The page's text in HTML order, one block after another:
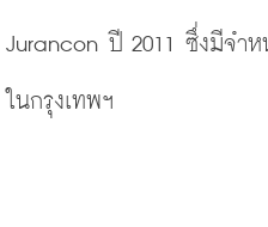
Jurancon ปี 2011 ซึ่งมีจำห
ในกรุงเทพฯ